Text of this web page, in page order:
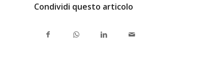
Condividi questo articolo